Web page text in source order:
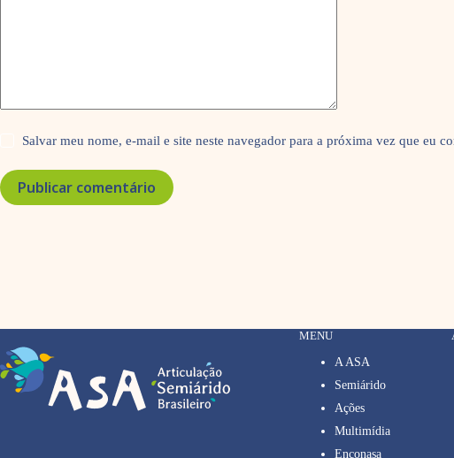
Salvar meu nome, e-mail e site neste navegador para a próxima vez que eu
Publicar comentário
MENU
A ASA
Semiárido
Ações
Multimídia
Enconasa